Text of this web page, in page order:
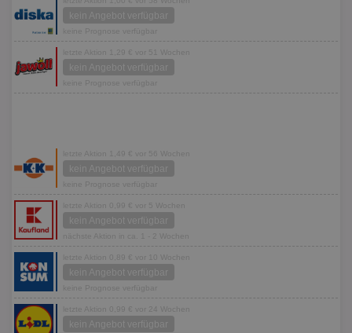
kein Angebot verfügbar
keine Prognose verfügbar
letzte Aktion 1,29 € vor 51 Wochen
kein Angebot verfügbar
keine Prognose verfügbar
letzte Aktion 1,49 € vor 56 Wochen
kein Angebot verfügbar
keine Prognose verfügbar
letzte Aktion 0,99 € vor 5 Wochen
kein Angebot verfügbar
nächste Aktion in ca. 1 - 2 Wochen
letzte Aktion 0,89 € vor 10 Wochen
kein Angebot verfügbar
keine Prognose verfügbar
letzte Aktion 0,99 € vor 24 Wochen
kein Angebot verfügbar